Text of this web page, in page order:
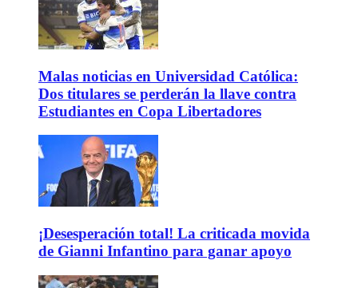
Malas noticias en Universidad Católica:
Dos titulares se perderán la llave contra
Estudiantes en Copa Libertadores
¡Desesperación total! La criticada movida
de Gianni Infantino para ganar apoyo